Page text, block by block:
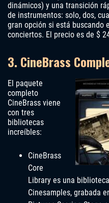
dinámicos) y una transición
de instrumentos: solo, dos,
gran opción si está buscando
conciertos. El precio es de $
3. CineBrass
El paquete
completo
CineBrass viene
con tres
bibliotecas
increíbles:
CineBrass
Core
Library es una
Cinesamples, grabada